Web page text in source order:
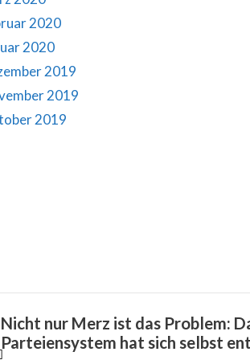
2020
2020
2019
2019
2019
Nicht nur Merz ist das Problem:
Parteiensystem hat sich selbst